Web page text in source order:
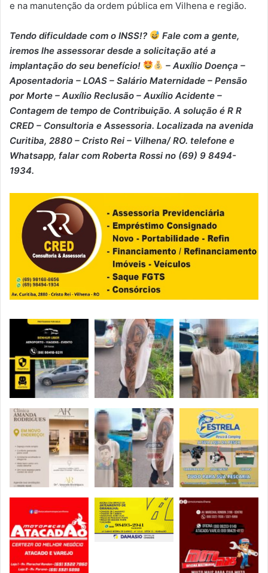
e na manutenção da ordem pública em Vilhena e região.
Tendo dificuldade com o INSS!?
Fale com a gente,
iremos lhe assessorar desde a solicitação até a
implantação do seu benefício!
– Auxílio Doença –
⁠Aposentadoria – ⁠LOAS – ⁠Salário Maternidade – ⁠Pensão
por Morte – ⁠Auxílio Reclusão – ⁠Auxílio Acidente –
⁠Contagem de tempo de Contribuição. A solução é R R
CRED – Consultoria e Assessoria. Localizada na avenida
Curitiba, 2880 – Cristo Rei – Vilhena/ RO. telefone e
Whatsapp, falar com Roberta Rossi no (69) 9 8494-
1934.